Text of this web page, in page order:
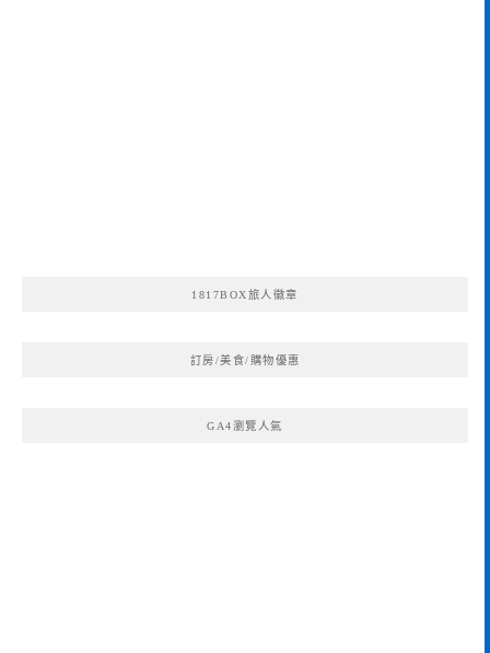
1817BOX旅人徽章
訂房/美食/購物優惠
GA4瀏覽人氣